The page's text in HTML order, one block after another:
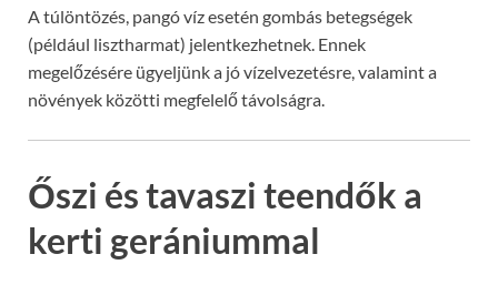
A túlöntözés, pangó víz esetén gombás betegségek
(például lisztharmat) jelentkezhetnek. Ennek
megelőzésére ügyeljünk a jó vízelvezetésre, valamint a
növények közötti megfelelő távolságra.
Őszi és tavaszi teendők a
kerti gerániummal